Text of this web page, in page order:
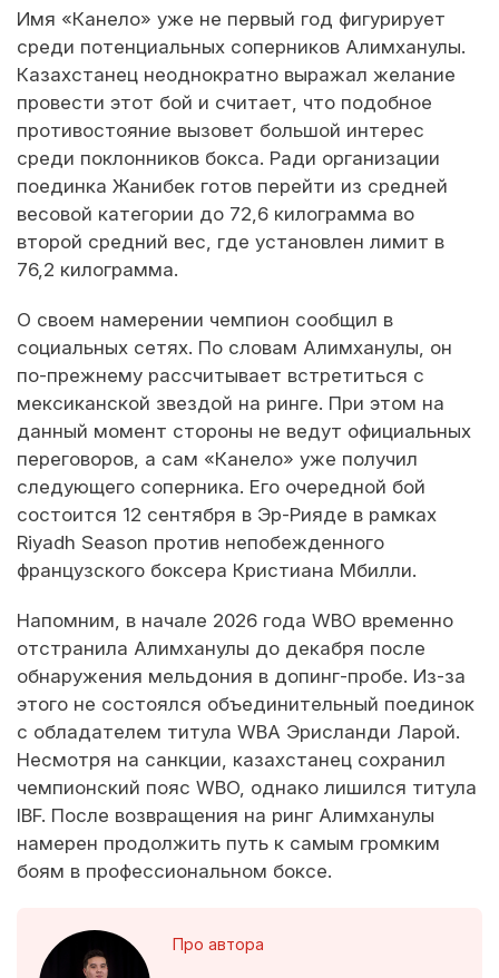
Имя «Канело» уже не первый год фигурирует
среди потенциальных соперников Алимханулы.
Казахстанец неоднократно выражал желание
провести этот бой и считает, что подобное
противостояние вызовет большой интерес
среди поклонников бокса. Ради организации
поединка Жанибек готов перейти из средней
весовой категории до 72,6 килограмма во
второй средний вес, где установлен лимит в
76,2 килограмма.
О своем намерении чемпион сообщил в
социальных сетях. По словам Алимханулы, он
по-прежнему рассчитывает встретиться с
мексиканской звездой на ринге. При этом на
данный момент стороны не ведут официальных
переговоров, а сам «Канело» уже получил
следующего соперника. Его очередной бой
состоится 12 сентября в Эр-Рияде в рамках
Riyadh Season против непобежденного
французского боксера Кристиана Мбилли.
Напомним, в начале 2026 года WBO временно
отстранила Алимханулы до декабря после
обнаружения мельдония в допинг-пробе. Из-за
этого не состоялся объединительный поединок
с обладателем титула WBA Эрисланди Ларой.
Несмотря на санкции, казахстанец сохранил
чемпионский пояс WBO, однако лишился титула
IBF. После возвращения на ринг Алимханулы
намерен продолжить путь к самым громким
боям в профессиональном боксе.
Про автора